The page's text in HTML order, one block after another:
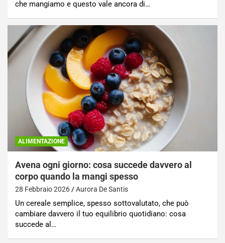
che mangiamo e questo vale ancora di…
ALIMENTAZIONE
Avena ogni giorno: cosa succede davvero al
corpo quando la mangi spesso
28 Febbraio 2026 Aurora De Santis
Un cereale semplice, spesso sottovalutato, che può
cambiare davvero il tuo equilibrio quotidiano: cosa
succede al…